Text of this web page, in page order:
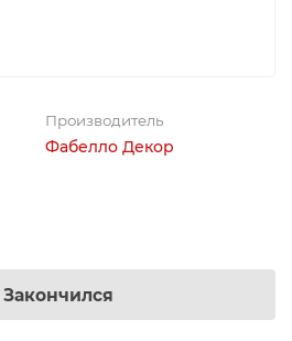
Производитель
Фабелло Декор
Закончился